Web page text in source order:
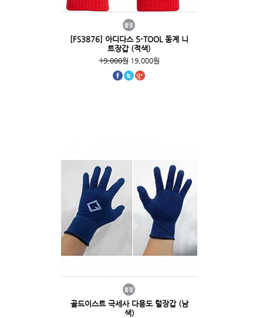
[FS3876] 아디다스 5-TOOL 동계 니
트장갑 (적색)
19,000원19,000원
골드이스트 극세사 다용도 털장갑 (남
색)